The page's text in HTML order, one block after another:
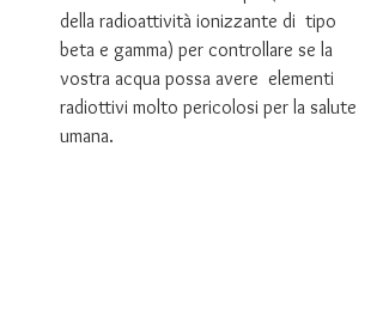
della radioattività ionizzante di  tipo
beta e gamma) per controllare se la
vostra acqua possa avere  elementi
radiottivi molto pericolosi per la salute
umana.